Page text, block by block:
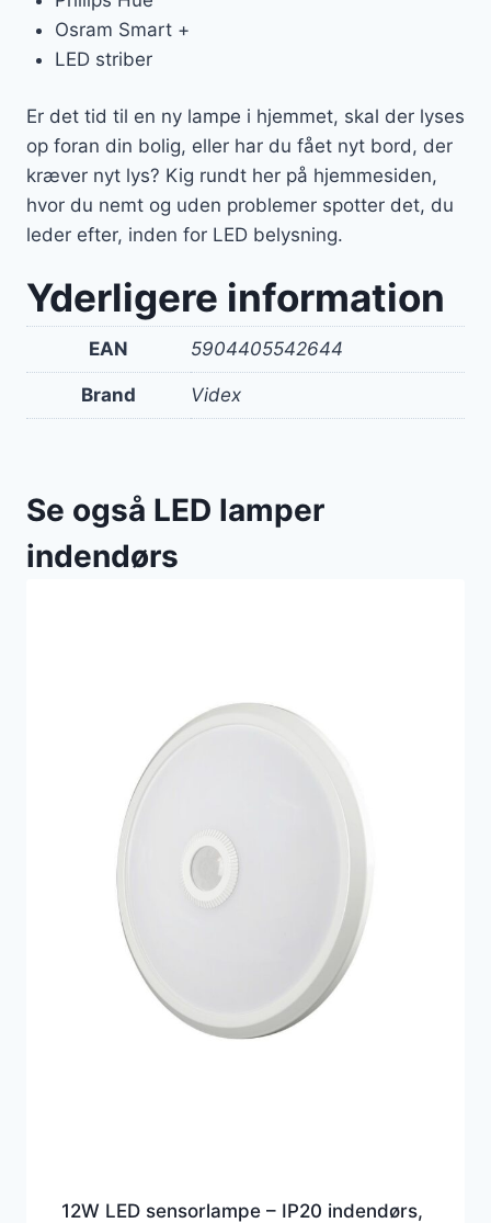
Osram Smart +
LED striber
Er det tid til en ny lampe i hjemmet, skal der lyses
op foran din bolig, eller har du fået nyt bord, der
kræver nyt lys? Kig rundt her på hjemmesiden,
hvor du nemt og uden problemer spotter det, du
leder efter, inden for LED belysning.
Yderligere information
EAN 5904405542644
Brand Videx
Se også LED lamper
indendørs
12W LED sensorlampe – IP20 indendørs,